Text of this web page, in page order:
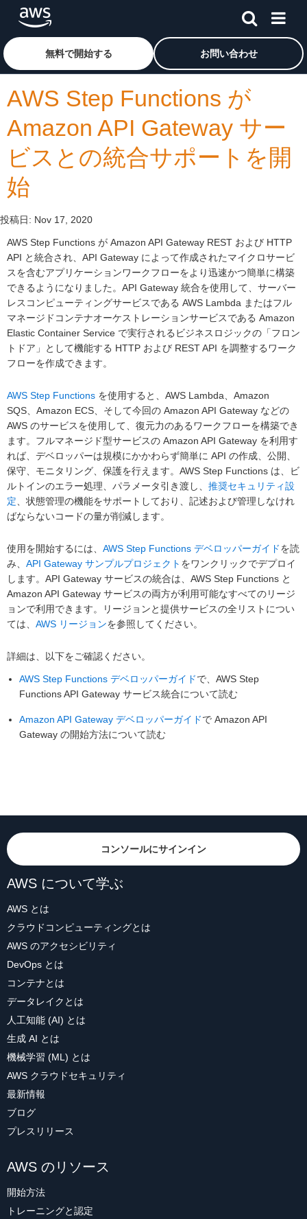
メインコンテンツに移動
アマゾン ウェブ サービスのホームページに戻るには、こ
無料で開始する お問い合わせ
AWS Step Functions が
Amazon API Gateway サー
ビスとの統合サポートを開
始
投稿日: Nov 17, 2020
AWS Step Functions が Amazon API Gateway REST および HTTP
API と統合され、API Gateway によって作成されたマイクロサービ
スを含むアプリケーションワークフローをより迅速かつ簡単に構築
できるようになりました。API Gateway 統合を使用して、サーバー
レスコンピューティングサービスである AWS Lambda またはフル
マネージドコンテナオーケストレーションサービスである Amazon
Elastic Container Service で実行されるビジネスロジックの「フロン
トドア」として機能する HTTP および REST API を調整するワーク
フローを作成できます。
AWS Step Functions を使用すると、AWS Lambda、Amazon
SQS、Amazon ECS、そして今回の Amazon API Gateway などの
AWS のサービスを使用して、復元力のあるワークフローを構築でき
ます。フルマネージド型サービスの Amazon API Gateway を利用す
れば、デベロッパーは規模にかかわらず簡単に API の作成、公開、
保守、モニタリング、保護を行えます。AWS Step Functions は、ビ
ルトインのエラー処理、パラメータ引き渡し、 推奨セキュリティ設
定 、状態管理の機能をサポートしており、記述および管理しなけれ
ばならないコードの量が削減します。
使用を開始するには、 AWS Step Functions デベロッパーガイドを読
み、 API Gateway サンプルプロジェクト をワンクリックでデプロイ
します。API Gateway サービスの統合は、AWS Step Functions と
Amazon API Gateway サービスの両方が利用可能なすべてのリージ
ョンで利用できます。リージョンと提供サービスの全リストについ
ては、 AWS リージョンを参照してください。
詳細は、以下をご確認ください。
AWS Step Functions デベロッパーガイドで、AWS Step
Functions API Gateway サービス統合について読む
Amazon API Gateway デベロッパーガイドで Amazon API
Gateway の開始方法について読む
コンソールにサインイン
AWS について学ぶ
AWS とは
クラウドコンピューティングとは
AWS のアクセシビリティ
DevOps とは
コンテナとは
データレイクとは
人工知能 (AI) とは
生成 AI とは
機械学習 (ML) とは
AWS クラウドセキュリティ
最新情報
ブログ
プレスリリース
AWS のリソース
開始方法
トレーニングと認定